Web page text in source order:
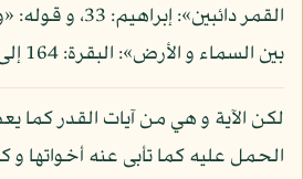
القمر دائبين»:
بين السماء و الأرض»: البقرة: 164 إلى غير ذلك من الآيات.
لكن الآية و هي من آيات القدر كما
الحمل عليه كما تأبى عنه أخواتها